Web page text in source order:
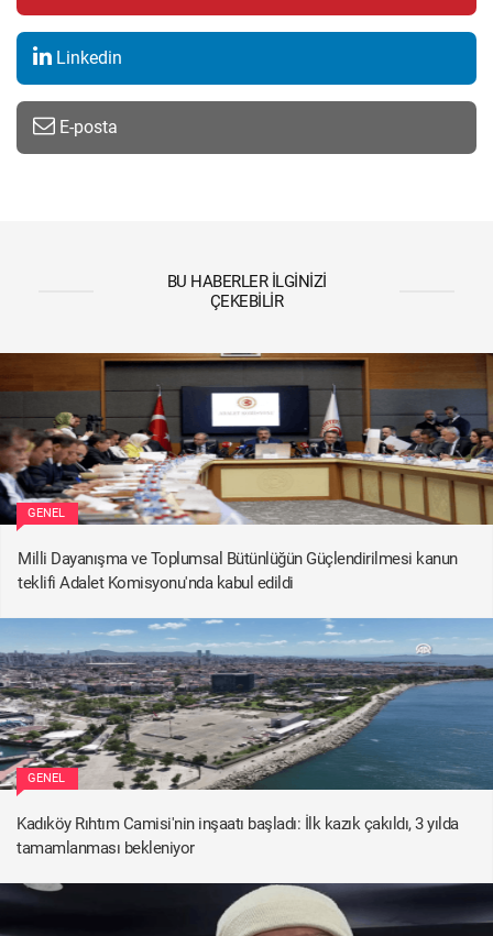
Linkedin
E-posta
BU HABERLER İLGINIZI
ÇEKEBILIR
GENEL
Milli Dayanışma ve Toplumsal Bütünlüğün Güçlendirilmesi kanun
teklifi Adalet Komisyonu'nda kabul edildi
GENEL
Kadıköy Rıhtım Camisi'nin inşaatı başladı: İlk kazık çakıldı, 3 yılda
tamamlanması bekleniyor